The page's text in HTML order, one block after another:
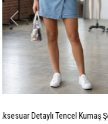
Kumaş Şort
Kemerli